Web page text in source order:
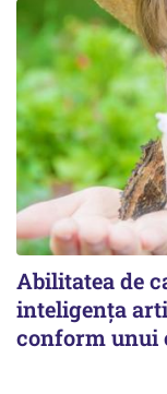
Abilitatea de
inteligența
conform unui